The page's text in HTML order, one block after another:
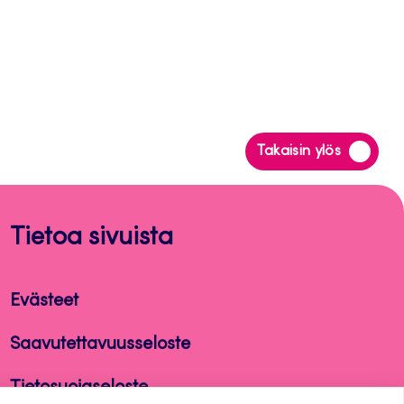
Takaisin ylös
Siirry
takaisin
Tietoa sivuista
Evästeet
Saavutettavuusseloste
Tietosuojaseloste